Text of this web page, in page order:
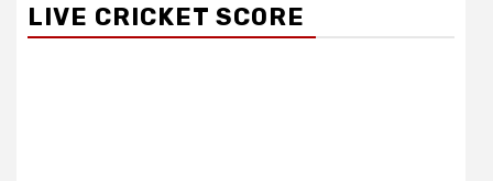
LIVE CRICKET SCORE